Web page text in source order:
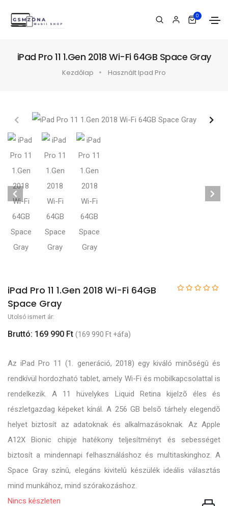
0
iPad Pro 11 1.Gen 2018 Wi-Fi 64GB Space Gray
Kezdőlap Használt Ipad Pro
iPad Pro 11 1.Gen 2018 Wi-Fi 64GB
Space Gray
Utolsó ismert ár:
Bruttó: 169 990 Ft (169 990 Ft +áfa)
Az iPad Pro 11 (1. generáció, 2018) egy kiváló minõségû és
rendkívül hordozható tablet, amely Wi-Fi és mobilkapcsolattal is
rendelkezik. A 11 hüvelykes Liquid Retina kijelzõ éles és
részletgazdag képeket kínál. A 256 GB belsõ tárhely elegendõ
helyet biztosít az adatoknak és alkalmazásoknak. Az Apple
A12X Bionic chipje hatékony teljesítményt és sebességet
biztosít a mindennapi felhasználáshoz és multitaskinghoz. A
Space Gray színû, elegáns kivitelû készülék ideális választás
mind munkához, mind szórakozáshoz.
Nincs készleten